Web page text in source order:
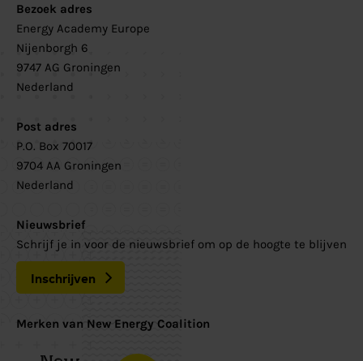
Bezoek adres
Energy Academy Europe
Nijenborgh 6
9747 AG Groningen
Nederland
Post adres
P.O. Box 70017
9704 AA Groningen
Nederland
Nieuwsbrief
Schrijf je in voor de nieuwsbrief om op de hoogte te blijven
Inschrijven
Merken van New Energy Coalition